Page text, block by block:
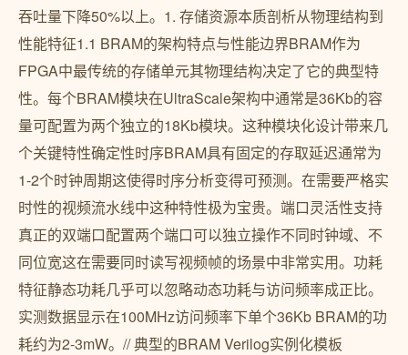
吞吐量下降50%以上。1. 存储资源本质剖析从物理结构到
性能特征1.1 BRAM的架构特点与性能边界BRAM作为
FPGA中最传统的存储单元其物理结构决定了它的典型特
性。每个BRAM模块在UltraScale架构中通常是36Kb的容
量可配置为两个独立的18Kb模块。这种模块化设计带来几
个关键特性确定性时序BRAM具有固定的存取延迟通常为
1-2个时钟周期这使得时序分析变得可预测。在需要严格实
时性的视频流水线中这种特性极为宝贵。端口灵活性支持
真正的双端口配置两个端口可以独立操作不同时钟域、不
同位宽这在需要同时读写视频帧的场景中非常实用。功耗
特征静态功耗几乎可以忽略动态功耗与访问频率成正比。
实测数据显示在100MHz访问频率下单个36Kb BRAM的功
耗约为2-3mW。// 典型的BRAM Verilog实例化模板